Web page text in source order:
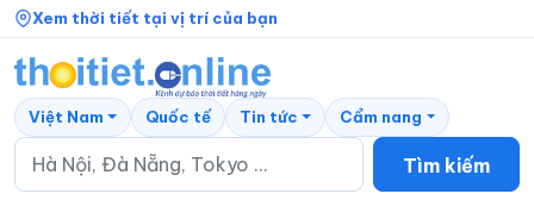
Xem thời tiết tại vị trí của bạn
Tìm kiếm
Việt Nam Quốc tế Tin tức Cẩm nang